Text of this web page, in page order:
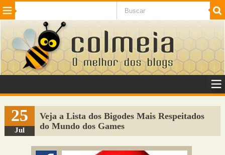
Beleza Cinema e TV
Internet Jogos NotÃ­cias SaÃºde
VeÃ­culos Adulto
Sugerir Link
Adicionar Blog
Colmeia Exchange
25
Jul
Veja a Lista dos Bigodes Mais Respeitados
do Mundo dos Games